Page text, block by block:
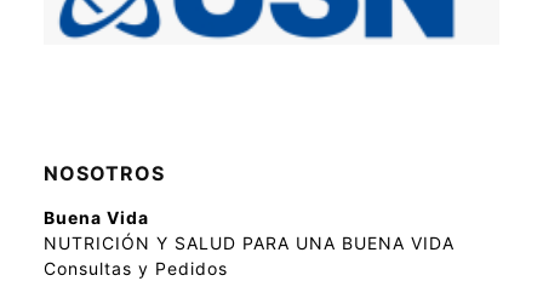
NOSOTROS
Buena Vida
NUTRICIÓN Y SALUD PARA UNA BUENA VIDA
Consultas y Pedidos